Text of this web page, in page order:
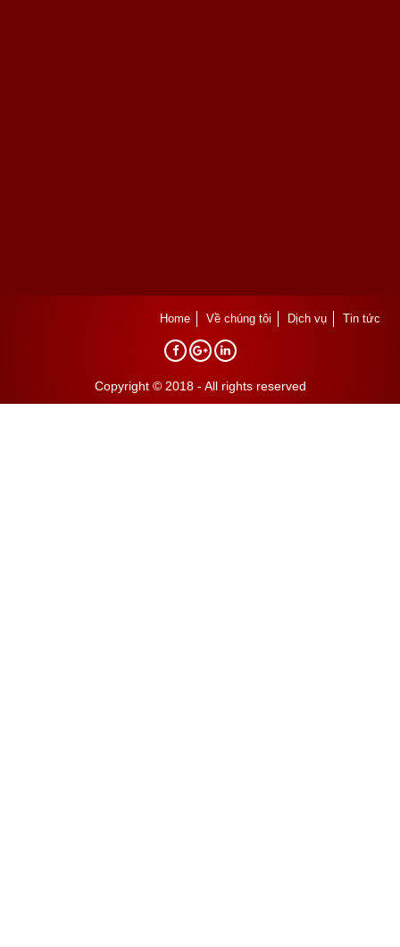
Home Về chúng tôi Dịch vụ Tin tức
Copyright © 2018 - All rights reserved